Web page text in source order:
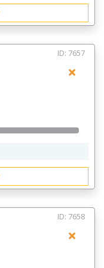
ID: 7657
ID: 7658